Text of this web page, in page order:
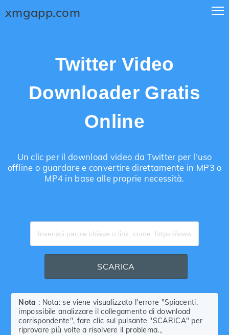
xmgapp.com
Twitter Video
Downloader Gratis
Online
Un clic per il download video da Twitter per l'uso
offline o guardare e convertire direttamente in MP3 o
MP4 in base alle proprie necessità.
SCARICA
Nota : Nota: se viene visualizzato l'errore "Spiacenti,
impossibile analizzare il collegamento di download
corrispondente", fare clic sul pulsante "SCARICA" per
riprovare più volte a risolvere il problema.。